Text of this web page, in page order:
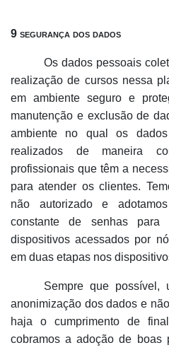
9 segurança dos dados
Os dados pessoais
realização de cursos nessa
em ambiente seguro e
manutenção e exclusão de
ambiente no qual os
realizados de maneira
profissionais que têm a
para atender os clientes.
não autorizado e
constante de senhas
dispositivos acessados por
em duas etapas nos
Sempre que possível,
anonimização dos dados e
haja o cumprimento de
cobramos a adoção de boas